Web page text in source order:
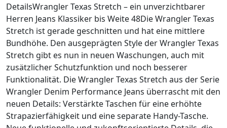
DetailsWrangler Texas Stretch – ein unverzichtbarer
Herren Jeans Klassiker bis Weite 48Die Wrangler Texas
Stretch ist gerade geschnitten und hat eine mittlere
Bundhöhe. Den ausgeprägten Style der Wrangler Texas
Stretch gibt es nun in neuen Waschungen, auch mit
zusätzlicher Schutzfunktion und noch besserer
Funktionalität. Die Wrangler Texas Stretch aus der Serie
Wrangler Denim Performance Jeans überrascht mit den
neuen Details: Verstärkte Taschen für eine erhöhte
Strapazierfähigkeit und eine separate Handy-Tasche.